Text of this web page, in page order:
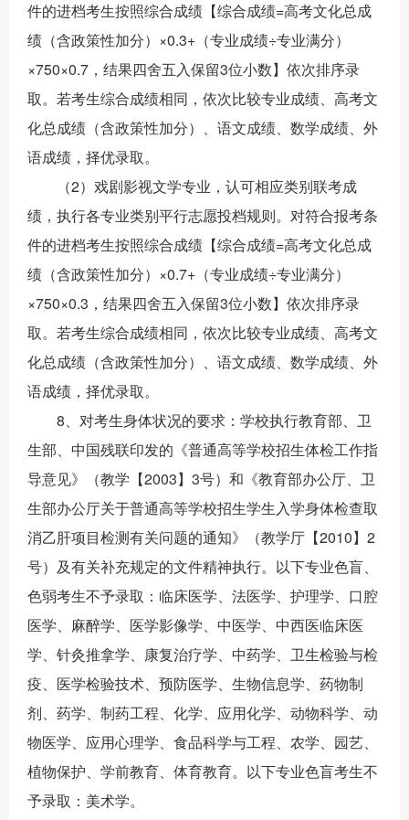
件的进档考生按照综合成绩【综合成绩=高考文化总成
绩（含政策性加分）×0.3+（专业成绩÷专业满分）
×750×0.7，结果四舍五入保留3位小数】依次排序录
取。若考生综合成绩相同，依次比较专业成绩、高考文
化总成绩（含政策性加分）、语文成绩、数学成绩、外
语成绩，择优录取。
（2）戏剧影视文学专业，认可相应类别联考成
绩，执行各专业类别平行志愿投档规则。对符合报考条
件的进档考生按照综合成绩【综合成绩=高考文化总成
绩（含政策性加分）×0.7+（专业成绩÷专业满分）
×750×0.3，结果四舍五入保留3位小数】依次排序录
取。若考生综合成绩相同，依次比较专业成绩、高考文
化总成绩（含政策性加分）、语文成绩、数学成绩、外
语成绩，择优录取。
8、对考生身体状况的要求：学校执行教育部、卫
生部、中国残联印发的《普通高等学校招生体检工作指
导意见》（教学【2003】3号）和《教育部办公厅、卫
生部办公厅关于普通高等学校招生学生入学身体检查取
消乙肝项目检测有关问题的通知》（教学厅【2010】2
号）及有关补充规定的文件精神执行。以下专业色盲、
色弱考生不予录取：临床医学、法医学、护理学、口腔
医学、麻醉学、医学影像学、中医学、中西医临床医
学、针灸推拿学、康复治疗学、中药学、卫生检验与检
疫、医学检验技术、预防医学、生物信息学、药物制
剂、药学、制药工程、化学、应用化学、动物科学、动
物医学、应用心理学、食品科学与工程、农学、园艺、
植物保护、学前教育、体育教育。以下专业色盲考生不
予录取：美术学。